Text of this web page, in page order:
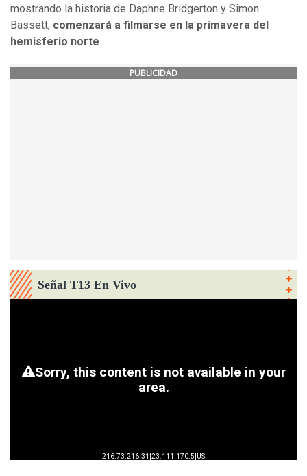
mostrando la historia de Daphne Bridgerton y Simon
Bassett, comenzará a filmarse en la primavera del
hemisferio norte
PUBLICIDAD
Señal T13 En Vivo